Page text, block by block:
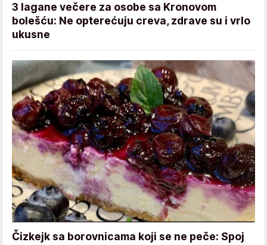
3 lagane večere za osobe sa Kronovom
bolešću: Ne opterećuju creva, zdrave su i vrlo
ukusne
Čizkejk sa borovnicama koji se ne peče: Spoj